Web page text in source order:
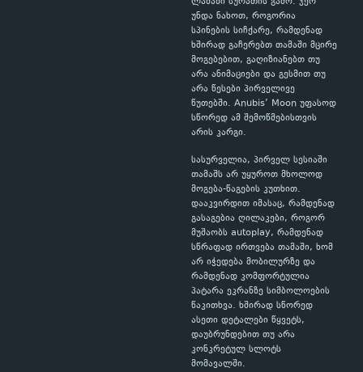
უნდა ნახოთ, როგორია
სპინების სიჩქარე, რამდენად
ხშირად გაჩერებთ თამაში მცირე
მოგებებით, გაღიზიანებთ თუ
არა ანიმაციები და გესმით თუ
არა წესები პირველივე
წუთებში. Anubis’ Moon უფასოდ
სწორედ ამ შემოწმებისთვის
არის კარგი.
სასურველია, პირველ სესიაში
თამაშს არ უყუროთ მხოლოდ
მოგება-წაგების კუთხით.
დააკვირდით იმასაც, რამდენად
გასაგებია ღილაკები, როგორ
მუშაობს autoplay, რამდენად
სწრაფად ირთვება თამაში, ხომ
არ იჭედება მობილურზე და
რამდენად კომფორტულია
პატარა ეკრანზე სიმბოლოების
წაკითხვა. ხშირად სწორედ
ასეთი დეტალები წყვეტს,
დაუბრუნდებით თუ არა
კონკრეტულ სლოტს
მომავალში.